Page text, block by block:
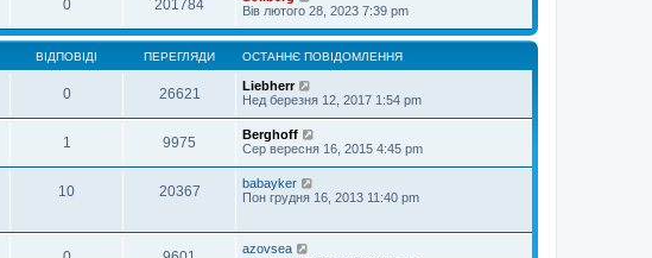
0 201784
Вів лютого 28, 2023 7:39 pm
ВІДПОВІДІ ПЕРЕГЛЯДИ ОСТАННЄ ПОВІДОМЛЕННЯ
0 26621
Liebherr
Нед березня 12, 2017 1:54 pm
1 9975
Berghoff
Сер вересня 16, 2015 4:45 pm
10 20367
babayker
Пон грудня 16, 2013 11:40 pm
azovsea